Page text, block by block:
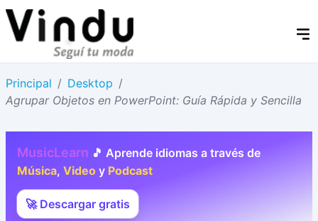
Principal / Desktop /
Agrupar Objetos en PowerPoint: Guía Rápida y Sencilla
MusicLearn 🎵 Aprende idiomas a través de
Música, Video y Podcast
🚀 Descargar gratis